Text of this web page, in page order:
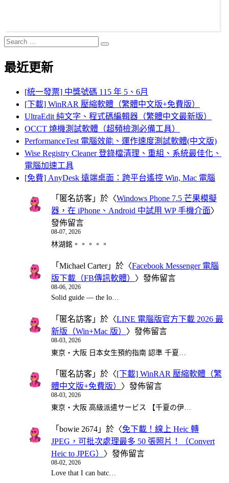
Search
for:
Search
最近更新
[統一發票] 中獎號碼 115 年 5、6月
[下載] WinRAR 壓縮軟體（繁體中文版+免費版）
UltraEdit 純文字、程式碼編輯器（繁體中文最新版）
OCCT 燒機測試軟體（超頻檢測必備工具）
PerformanceTest 電腦效能、運作速度測試軟體(中文版)
Wise Registry Cleaner 登錄檔清理、重組、系統最佳化、
電腦加速工具
[免費] AnyDesk 遠端桌面：跨平台遙控 Win, Mac 電腦
「 匿名訪客 」於〈Windows Phone 7.5 芒果模擬
器，在 iPhone、Android 中試用 WP 手機介面〉
發佈留言
08-07, 2026
林湖銘。。。。。
「 Michael Carter」於〈Facebook Messenger 電腦
版下載（FB傳訊軟體） 〉發佈留言
08-06, 2026
Solid guide — the lo…
「 匿名訪客 」於〈LINE 電腦版官方下載 2026 最
新版（Win+Mac 版） 〉發佈留言
08-03, 2026
東京・大阪 日本女生預約指南 認準 千夏…
「 匿名訪客 」於〈[下載] WinRAR 壓縮軟體（繁
體中文版+免費版） 〉發佈留言
08-03, 2026
東京・大阪 高級派遣サービス 【千夏の伊…
「 bowie 2674 」於〈免下載！線上 Heic 轉
JPEG，可批次處理最多 50 張照片！（Convert
Heic to JPEG） 〉發佈留言
08-02, 2026
Love that I can batc…